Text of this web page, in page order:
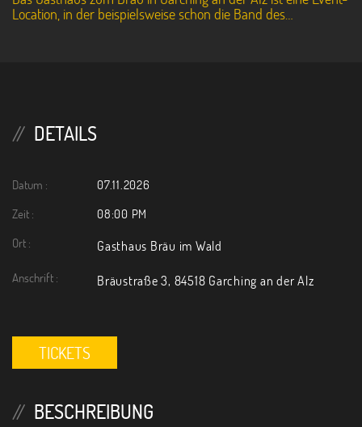
Location, in der beispielsweise schon die Band des…
DETAILS
Datum :
07.11.2026
Zeit :
08:00 PM
Ort :
Gasthaus Bräu im Wald
Anschrift : Bräustraße 3, 84518 Garching an der Alz
TICKETS
BESCHREIBUNG